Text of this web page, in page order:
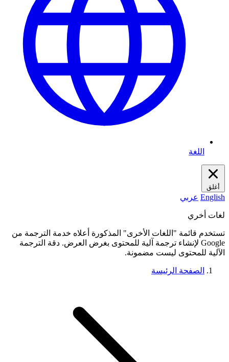
اللغة
أغلق
English عربي
لغات أخري
تستخدم قائمة "اللغات الأخرى" المذكورة أعلاه خدمة الترجمة من
Google لإنشاء ترجمة آلية للمحتوى بغرض العرض. دقة الترجمة
الآلية للمحتوى ليست مضمونة.
الصفحة الرئيسة